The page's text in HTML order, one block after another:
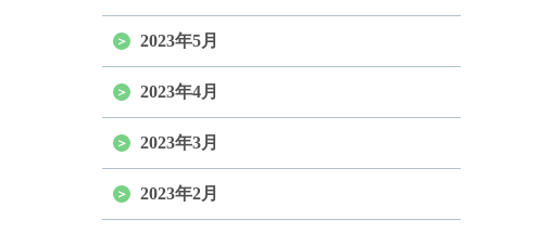
2023年5月
2023年4月
2023年3月
2023年2月